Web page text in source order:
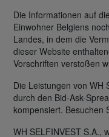
Die Informationen auf
Einwohner Belgiens
Landes, in dem die
dieser Website
Vorschriften verstoßen
Die Leistungen von WH
durch den Bid-Ask-
kompensiert. Besuchen
WH SELFINVEST S.A.,